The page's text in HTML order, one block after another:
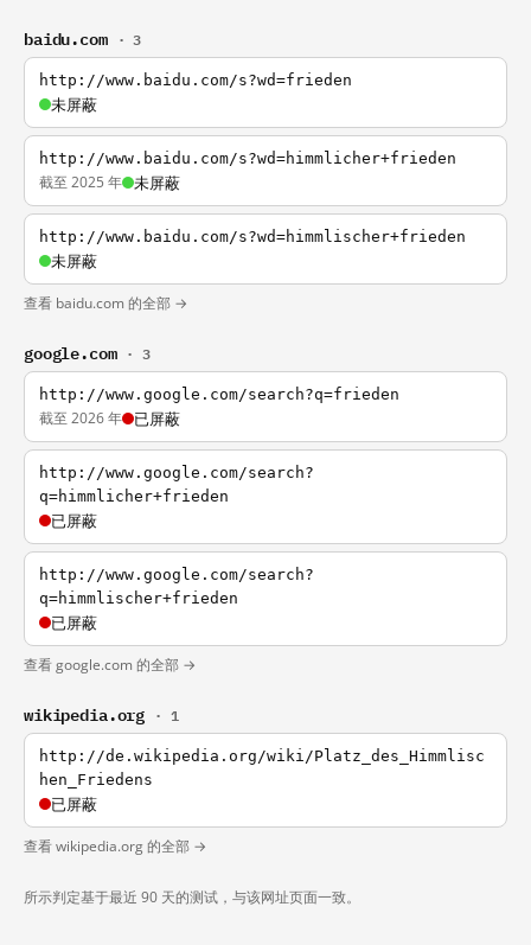
baidu.com · 3
http://www.baidu.com/s?wd=frieden
未屏蔽
http://www.baidu.com/s?wd=himmlicher+frieden
截至 2025 年 未屏蔽
http://www.baidu.com/s?wd=himmlischer+frieden
未屏蔽
查看 baidu.com 的全部 →
google.com · 3
http://www.google.com/search?q=frieden
截至 2026 年 已屏蔽
http://www.google.com/search?
q=himmlicher+frieden
已屏蔽
http://www.google.com/search?
q=himmlischer+frieden
已屏蔽
查看 google.com 的全部 →
wikipedia.org · 1
http://de.wikipedia.org/wiki/Platz_des_Himmlisc
hen_Friedens
已屏蔽
查看 wikipedia.org 的全部 →
所示判定基于最近 90 天的测试，与该网址页面一致。